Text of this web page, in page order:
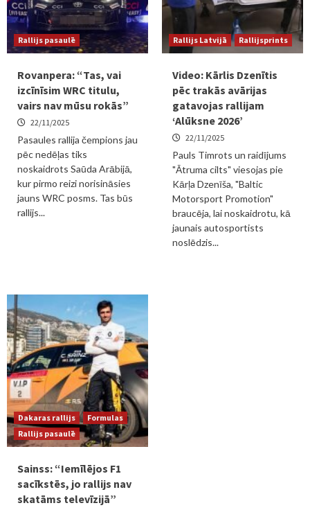
Rallijs pasaulē
Rovanpera: “Tas, vai
izcīnīsim WRC titulu,
vairs nav mūsu rokās”
22/11/2025
Pasaules rallija čempions jau
pēc nedēļas tiks
noskaidrots Saūda Arābijā,
kur pirmo reizi norisināsies
jauns WRC posms. Tas būs
rallijs...
Rallijs Latvijā Rallijsprints
Video: Kārlis Dzenītis
pēc trakās avārijas
gatavojas rallijam
‘Alūksne 2026’
22/11/2025
Pauls Timrots un raidījums
"Ātruma cilts" viesojas pie
Kārļa Dzenīša, "Baltic
Motorsport Promotion"
braucēja, lai noskaidrotu, kā
jaunais autosportists
noslēdzis...
Dakaras rallijs
Formulas
Rallijs pasaulē
Sainss: “Iemīlējos F1
sacīkstēs, jo rallijs nav
skatāms televīzijā”